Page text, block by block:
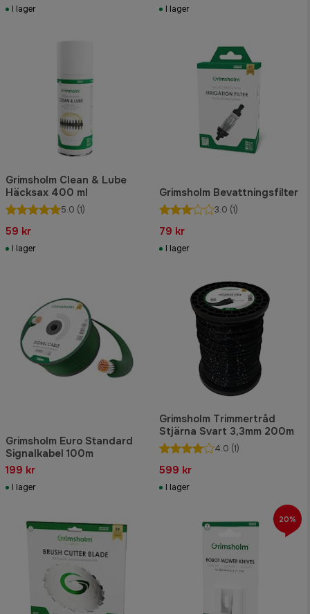
I lager
I lager
Grimsholm Clean & Lube
Häcksax 400 ml
5.0 (1)
59 kr
I lager
Grimsholm Bevattningsfilter
3.0 (1)
79 kr
I lager
Grimsholm Euro Standard
Signalkabel 100m
199 kr
I lager
Grimsholm Trimmertråd
Stjärna Svart 3,3mm 200m
4.0 (1)
599 kr
I lager
20%